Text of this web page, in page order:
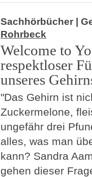
Sachhörbücher |
Rohrbeck
Welcome to
respektloser
unseres
"Das Gehirn ist
Zuckermelone,
ungefähr drei
alles, was man
kann? Sandra
gehen dieser